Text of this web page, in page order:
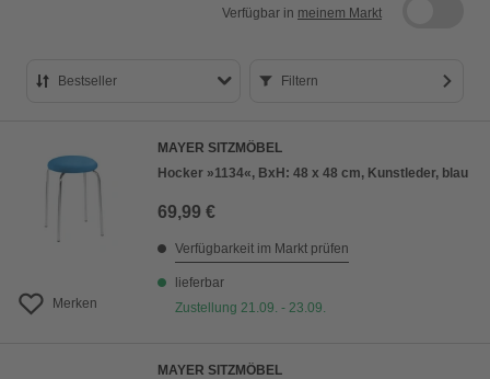
Verfügbar in meinem Markt
Bestseller
Preis aufsteigend
Preis absteigend
Bewertung
Filtern
Merken
MAYER SITZMÖBEL
Hocker »1134«, BxH: 48 x 48 cm, Kunstleder, blau
69,99 €
Verfügbarkeit im Markt prüfen
lieferbar
Zustellung 21.09. - 23.09.
MAYER SITZMÖBEL